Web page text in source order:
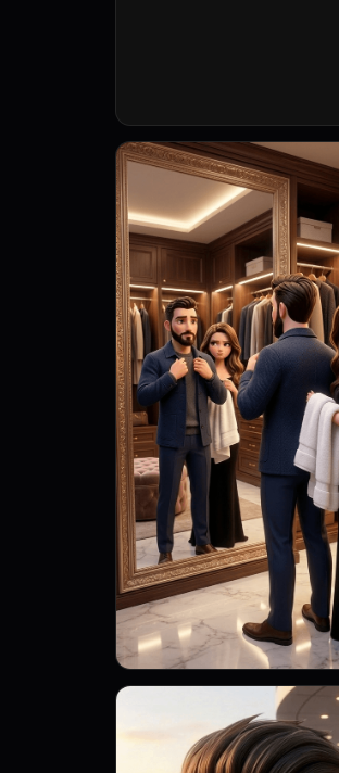
Art style: 3D анимация с мягким
большим зеркалом в роскошной
гардеробной, поправляя свою
стильную одежду....